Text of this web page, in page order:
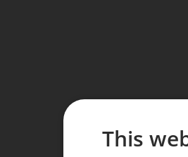
This